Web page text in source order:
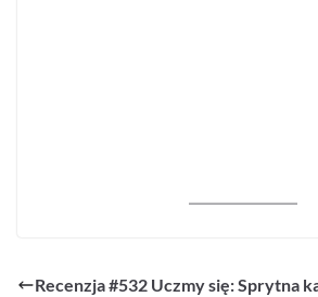
Recenzja #532 Uczmy się: Sprytna